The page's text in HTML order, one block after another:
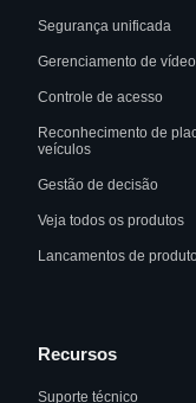
Segurança unificada
Gerenciamento de vídeo
Controle de acesso
Reconhecimento de
veículos
Gestão de decisão
Veja todos os produtos
Lancamentos de
Recursos
Suporte técnico